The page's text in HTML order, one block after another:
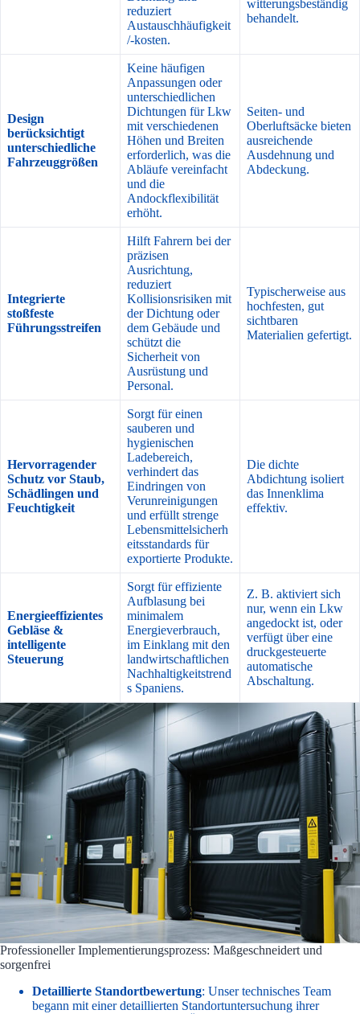
reduziert
Austauschhäufigkeit
/-kosten.
witterungsbeständig
behandelt.
Design
berücksichtigt
unterschiedliche
Fahrzeuggrößen
Keine häufigen
Anpassungen oder
unterschiedlichen
Dichtungen für Lkw
mit verschiedenen
Höhen und Breiten
erforderlich, was die
Abläufe vereinfacht
und die
Andockflexibilität
erhöht.
Seiten- und
Oberluftsäcke bieten
ausreichende
Ausdehnung und
Abdeckung.
Integrierte
stoßfeste
Führungsstreifen
Hilft Fahrern bei der
präzisen
Ausrichtung,
reduziert
Kollisionsrisiken mit
der Dichtung oder
dem Gebäude und
schützt die
Sicherheit von
Ausrüstung und
Personal.
Typischerweise aus
hochfesten, gut
sichtbaren
Materialien gefertigt.
Hervorragender
Schutz vor Staub,
Schädlingen und
Feuchtigkeit
Sorgt für einen
sauberen und
hygienischen
Ladebereich,
verhindert das
Eindringen von
Verunreinigungen
und erfüllt strenge
Lebensmittelsicherh
eitsstandards für
exportierte Produkte.
Die dichte
Abdichtung isoliert
das Innenklima
effektiv.
Energieeffizientes
Gebläse &
intelligente
Steuerung
Sorgt für effiziente
Aufblasung bei
minimalem
Energieverbrauch,
im Einklang mit den
landwirtschaftlichen
Nachhaltigkeitstrend
s Spaniens.
Z. B. aktiviert sich
nur, wenn ein Lkw
angedockt ist, oder
verfügt über eine
druckgesteuerte
automatische
Abschaltung.
Professioneller Implementierungsprozess: Maßgeschneidert und
sorgenfrei
Detaillierte Standortbewertung: Unser technisches Team
begann mit einer detaillierten Standortuntersuchung ihrer